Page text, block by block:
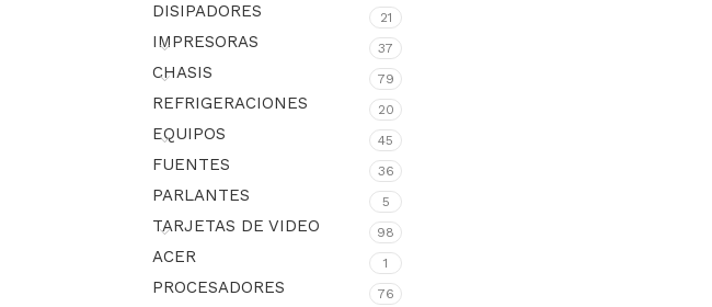
DISIPADORES 21
IMPRESORAS 37
CHASIS 79
REFRIGERACIONES 20
EQUIPOS 45
FUENTES 36
PARLANTES 5
TARJETAS DE VIDEO 98
ACER 1
PROCESADORES 76